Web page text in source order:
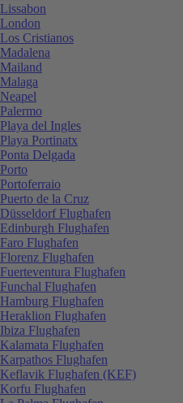
Lissabon
London
Los Cristianos
Madalena
Mailand
Malaga
Neapel
Palermo
Playa del Ingles
Playa Portinatx
Ponta Delgada
Porto
Portoferraio
Puerto de la Cruz
Düsseldorf Flughafen
Edinburgh Flughafen
Faro Flughafen
Florenz Flughafen
Fuerteventura Flughafen
Funchal Flughafen
Hamburg Flughafen
Heraklion Flughafen
Ibiza Flughafen
Kalamata Flughafen
Karpathos Flughafen
Keflavik Flughafen (KEF)
Korfu Flughafen